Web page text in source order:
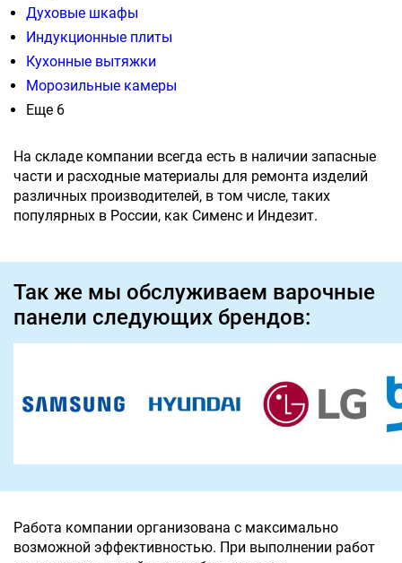
Духовые шкафы
Индукционные плиты
Кухонные вытяжки
Морозильные камеры
Еще 6
На складе компании всегда есть в наличии запасные
части и расходные материалы для ремонта изделий
различных производителей, в том числе, таких
популярных в России, как Сименс и Индезит.
Так же мы обслуживаем варочные
панели следующих брендов:
Работа компании организована с максимально
возможной эффективностью. При выполнении работ